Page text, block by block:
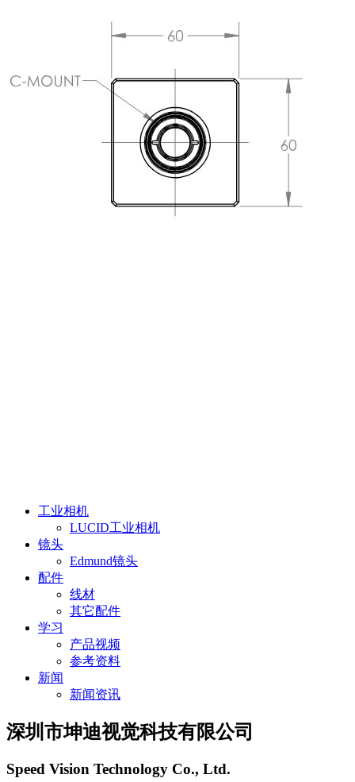
工业相机
LUCID工业相机
镜头
Edmund镜头
配件
线材
其它配件
学习
产品视频
参考资料
新闻
新闻资讯
深圳市坤迪视觉科技有限公司
Speed Vision Technology Co., Ltd.